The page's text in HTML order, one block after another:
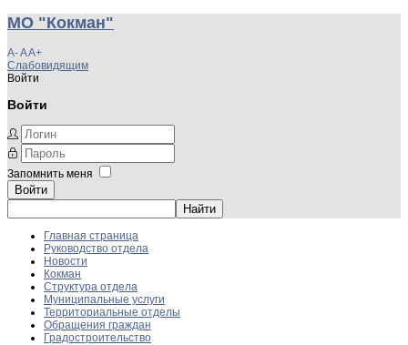
МО "Кокман"
A-AA+
Слабовидящим
Войти
Войти
Запомнить меня
Войти
Главная страница
Руководство отдела
Новости
Кокман
Структура отдела
Муниципальные услуги
Территориальные отделы
Обращения граждан
Градостроительство